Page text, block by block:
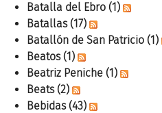
Batalla del Ebro (1)
Batallas (17)
Batallón de San Patricio (1)
Beatos (1)
Beatriz Peniche (1)
Beats (2)
Bebidas (43)